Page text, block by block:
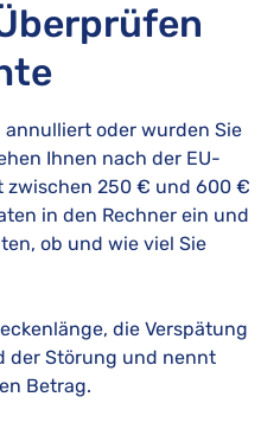
oder wurden Sie
Ihnen nach der EU-
zwischen 250 € und 600 €
in den Rechner ein und
ob und wie viel Sie
die Verspätung
der Störung und nennt
Betrag.